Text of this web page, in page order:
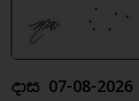
දාස 07-08-2026